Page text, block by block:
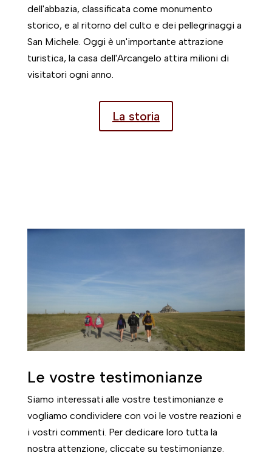
dell'abbazia, classificata come monumento
storico, e al ritorno del culto e dei pellegrinaggi a
San Michele. Oggi è un'importante attrazione
turistica, la casa dell'Arcangelo attira milioni di
visitatori ogni anno.
La storia
Le vostre testimonianze
Siamo interessati alle vostre testimonianze e
vogliamo condividere con voi le vostre reazioni e
i vostri commenti. Per dedicare loro tutta la
nostra attenzione, cliccate su testimonianze.